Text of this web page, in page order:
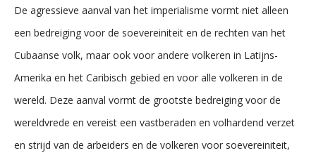
De agressieve aanval van het imperialisme vormt niet alleen
een bedreiging voor de soevereiniteit en de rechten van het
Cubaanse volk, maar ook voor andere volkeren in Latijns-
Amerika en het Caribisch gebied en voor alle volkeren in de
wereld. Deze aanval vormt de grootste bedreiging voor de
wereldvrede en vereist een vastberaden en volhardend verzet
en strijd van de arbeiders en de volkeren voor soevereiniteit,